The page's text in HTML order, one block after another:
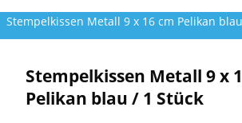
Stempelkissen Metall 9 x 16 cm Pelikan
Stempelkissen Metall 9 x
Pelikan blau / 1 Stück